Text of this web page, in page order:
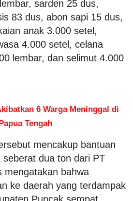
sarden 25 dus,
83 dus, abon sapi 15 dus,
anak 3.000 setel,
4.000 setel, celana
lembar, dan selimut 4.000
6 Warga Meninggal di
Tengah
mencakup bantuan
dua ton dari PT
mengatakan bahwa
ke daerah yang terdampak